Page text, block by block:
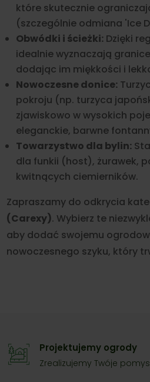
które skutecznie
(szczególnie odmiana 'Ice
Obwódki i ścieżki: Dzięki
idealnie wyznaczają
dodając im miękkości i
Nowoczesne donice:
pokroju (np. turzyca
zjawiskowo w wysokich
eleganckie, barwne
Towarzystwo dla bylin:
dla funkii (host), żurawek,
kwitnących ciemierników.
Zapraszamy do odkrycia
(Carexy). Wybierz te
aby dodać swojemu
nowoczesnego szyku, który
Projektujemy ogrody
Zrealizujemy Twóje